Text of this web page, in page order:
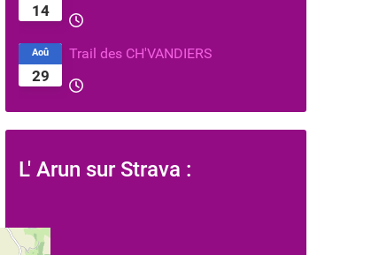
14
29
Aoû Trail des CH'VANDIERS
L' Arun sur Strava :